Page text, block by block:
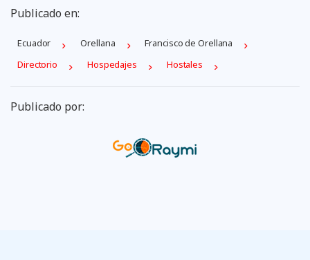
Publicado en:
Ecuador Orellana
Francisco de Orellana
Directorio
Hospedajes Hostales
Publicado por: